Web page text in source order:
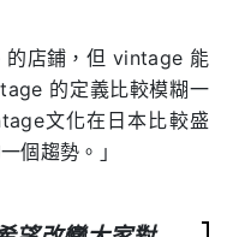
的店鋪，但 vintage 能
的定義比較模糊一
文化在日本比較盛
個趨勢。」